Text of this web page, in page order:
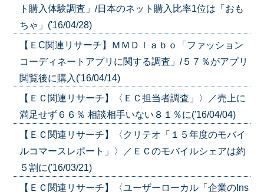
ト購入体験調査」/日本のネット購入比率1位は「おも
ちゃ」('16/04/28)
【ＥC関連リサーチ】ＭＭＤｌａｂｏ「ファッション
コーディネートアプリに関する調査」/５７％がアプリ
閲覧後に購入('16/04/14)
【ＥＣ関連リサーチ】〈ＥＣ担当者調査」〉／売上に
満足せず６６％ 相談相手いない８１％に('16/04/04)
【ＥＣ関連リサーチ】〈クリテオ「１５年度のモバイ
ルコマースレポート」〉／ＥＣのモバイルシェアは約
５割に('16/03/21)
【ＥＣ関連リサーチ】〈ユーザーローカル「企業のIns